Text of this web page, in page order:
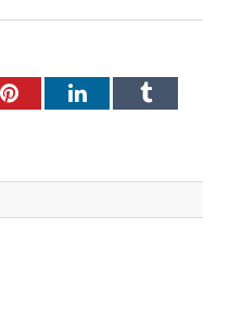
PinterestLinkedInTumblr